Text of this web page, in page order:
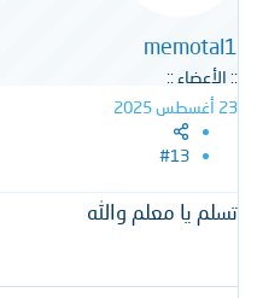
memotal1
:: الأعضاء ::
23 أغسطس 2025
#13
تسلم يا معلم والله